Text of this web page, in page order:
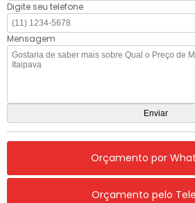
Digite seu telefone
Mensagem
Orçamento por
Orçamento pelo